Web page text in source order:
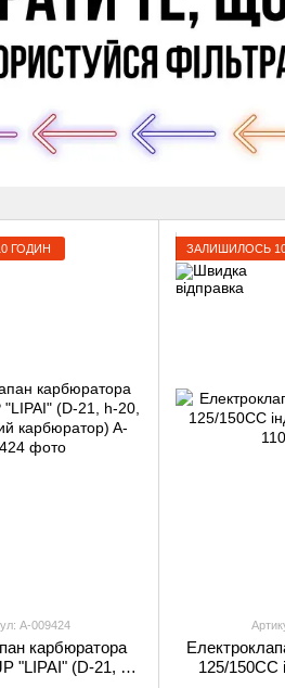
ГОДИН
A-009424
карбюратора
"LIPAI" (D-21, h-
ЗАЛИШИЛОСЬ
125/150CC